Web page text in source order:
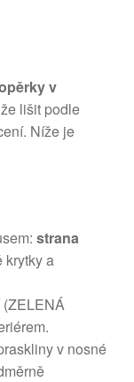
v
lišit podle
Níže je
strana
krytky a
(ZELENÁ
v nosné